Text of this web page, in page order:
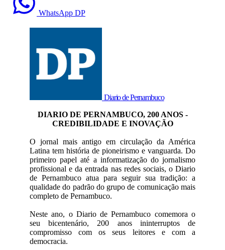
WhatsApp DP
Diario de Pernambuco
DIARIO DE PERNAMBUCO, 200 ANOS -
CREDIBILIDADE E INOVAÇÃO
O jornal mais antigo em circulação da América
Latina tem história de pioneirismo e vanguarda. Do
primeiro papel até a informatização do jornalismo
profissional e da entrada nas redes sociais, o Diario
de Pernambuco atua para seguir sua tradição: a
qualidade do padrão do grupo de comunicação mais
completo de Pernambuco.
Neste ano, o Diario de Pernambuco comemora o
seu bicentenário, 200 anos ininterruptos de
compromisso com os seus leitores e com a
democracia.